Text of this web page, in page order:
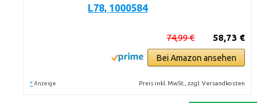
L78, 1000584
58,73 €
74,99 €
Bei Amazon ansehen
* Anzeige Preis inkl. MwSt., zzgl. Versandkosten